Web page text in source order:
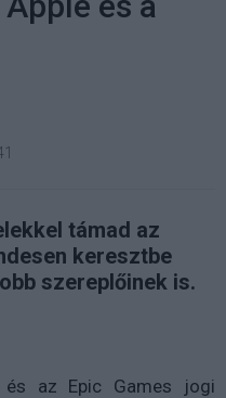
támad az
keresztbe
szereplőinek is.
az Epic Games jogi